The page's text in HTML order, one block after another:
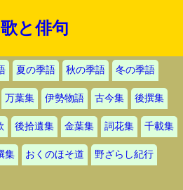
と俳句
夏の季語 秋の季語 冬の季語
万葉集 伊勢物語 古今集 後撰集
後拾遺集 金葉集 詞花集 千載集
集 おくのほそ道 野ざらし紀行